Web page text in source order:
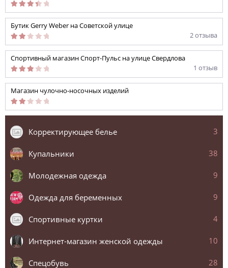
Бутик Gerry Weber на Советской улице
2 отзыва
Спортивный магазин Спорт-Пульс на улице Свердлова
1 отзыв
Магазин чулочно-носочных изделий
Корректирующее белье 3
Купальники 38
Молодежная одежда 9
Одежда для беременных 9
Спортивные куртки 4
Интернет-магазин женской одежды 10
Спецобувь 28